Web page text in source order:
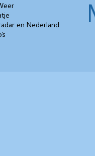
en Nederland